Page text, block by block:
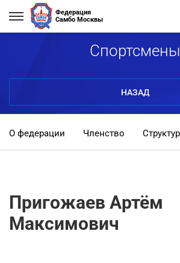
Федерация
Самбо Москвы
Спортсмены
НАЗАД
О федерации Членство
Пригожаев Артём
Максимович